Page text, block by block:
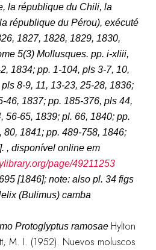
la république du Chili, la
république du Pérou), exécuté
1827, 1828, 1829, 1830,
5(3) Mollusques. pp. i-xliii,
1834; pp. 1-104, pls 3-7, 10,
8-9, 11, 13-23, 25-28, 1836;
46, 1837; pp. 185-376, pls 44,
56-65, 1839; pl. 66, 1840; pp.
80, 1841; pp. 489-758, 1846;
, disponível online em
page/49211253
[1846]; note: also pl. 34 figs
(Bulimus) camba
Protoglyptus ramosae Hylton
M. I. (1952). Nuevos moluscos